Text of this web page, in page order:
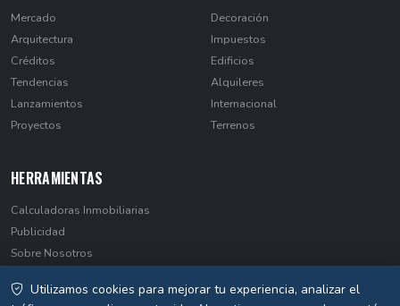
Mercado
Arquitectura
Créditos
Tendencias
Lanzamientos
Proyectos
Decoración
Impuestos
Edificios
Alquileres
Internacional
Terrenos
HERRAMIENTAS
Calculadoras Inmobiliarias
Publicidad
Sobre Nosotros
Privacidad
Utilizamos cookies para mejorar tu experiencia, analizar el